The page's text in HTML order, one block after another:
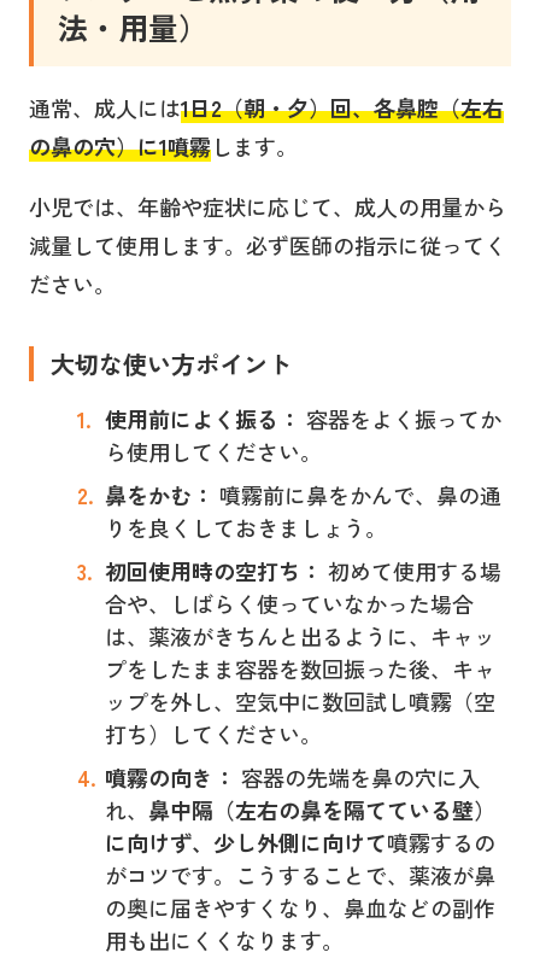
法・用量）
通常、成人には1日2（朝・夕）回、各鼻腔（左右
の鼻の穴）に1噴霧します。
小児では、年齢や症状に応じて、成人の用量から
減量して使用します。必ず医師の指示に従ってく
ださい。
大切な使い方ポイント
使用前によく振る： 容器をよく振ってか
ら使用してください。
鼻をかむ： 噴霧前に鼻をかんで、鼻の通
りを良くしておきましょう。
初回使用時の空打ち： 初めて使用する場
合や、しばらく使っていなかった場合
は、薬液がきちんと出るように、キャッ
プをしたまま容器を数回振った後、キャ
ップを外し、空気中に数回試し噴霧（空
打ち）してください。
噴霧の向き： 容器の先端を鼻の穴に入
れ、 鼻中隔（左右の鼻を隔てている壁）
に向けず、少し外側に向けて噴霧するの
がコツです。こうすることで、薬液が鼻
の奥に届きやすくなり、鼻血などの副作
用も出にくくなります。